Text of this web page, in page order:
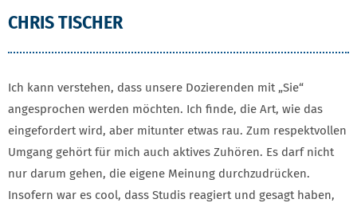
CHRIS TISCHER
Ich kann verstehen, dass unsere Dozierenden mit „Sie“
angesprochen werden möchten. Ich finde, die Art, wie das
eingefordert wird, aber mitunter etwas rau. Zum respektvollen
Umgang gehört für mich auch aktives Zuhören. Es darf nicht
nur darum gehen, die eigene Meinung durchzudrücken.
Insofern war es cool, dass Studis reagiert und gesagt haben,